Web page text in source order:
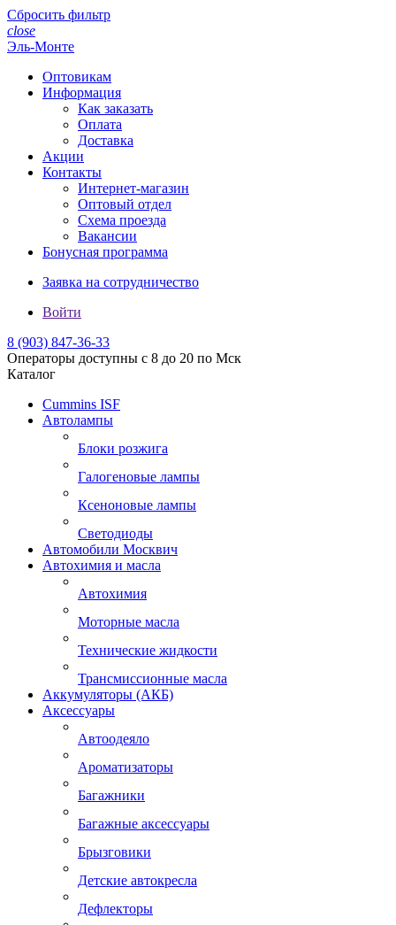
Сбросить фильтр
close
Эль-Монте
Оптовикам
Информация
Как заказать
Оплата
Доставка
Акции
Контакты
Интернет-магазин
Оптовый отдел
Схема проезда
Вакансии
Бонусная программа
Заявка на сотрудничество
Войти
8 (903) 847-36-33
Операторы доступны с 8 до 20 по Мск
Каталог
Cummins ISF
Автолампы
Блоки розжига
Галогеновые лампы
Ксеноновые лампы
Светодиоды
Автомобили Москвич
Автохимия и масла
Автохимия
Моторные масла
Технические жидкости
Трансмиссионные масла
Аккумуляторы (АКБ)
Аксессуары
Автоодеяло
Ароматизаторы
Багажники
Багажные аксессуары
Брызговики
Детские автокресла
Дефлекторы